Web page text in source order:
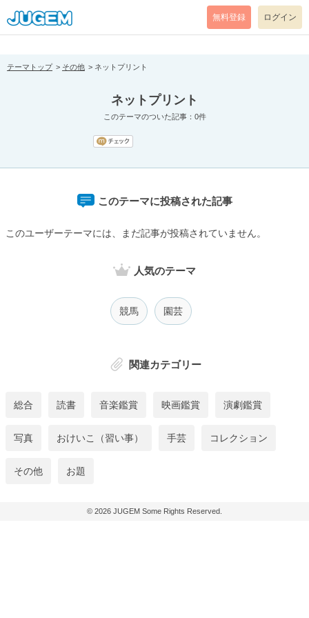
[pear_error: message="Success" code=0 mode=return level=notice
prefix="" info=""]
無料登録 ログイン
テーマトップ その他 ネットプリント
ネットプリント
このテーマのついた記事：0件
このテーマに投稿された記事
このユーザーテーマには、まだ記事が投稿されていません。
人気のテーマ
競馬 園芸
関連カテゴリー
総合 読書 音楽鑑賞 映画鑑賞 演劇鑑賞
写真 おけいこ（習い事） 手芸 コレクション
その他 お題
© 2026 JUGEM Some Rights Reserved.